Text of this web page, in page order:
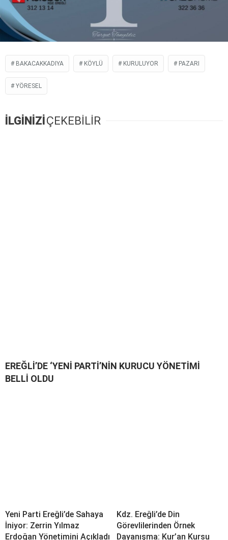
BAKACAKKADIYA KÖYLÜ KURULUYOR PAZARI
YÖRESEL
İLGİNİZİÇEKEBİLİR
EREĞLİ’DE ‘YENİ PARTİ’NİN KURUCU YÖNETİMİ
BELLİ OLDU
Yeni Parti Ereğli’de Sahaya
İniyor: Zerrin Yılmaz
Erdoğan Yönetimini Açıkladı
Kdz. Ereğli’de Din
Görevlilerinden Örnek
Dayanışma: Kur’an Kursu